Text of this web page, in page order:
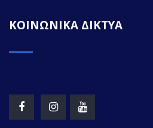
ΚΟΙΝΩΝΙΚΑ ΔΙΚΤΥΑ